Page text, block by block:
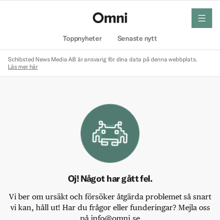
Toppnyheter Senaste nytt
meny
Schibsted News Media AB är ansvarig för dina data på denna webbplats.
Läs mer här
Oj! Något har gått fel.
Vi ber om ursäkt och försöker åtgärda problemet så snart
vi kan, håll ut! Har du frågor eller funderingar? Mejla oss